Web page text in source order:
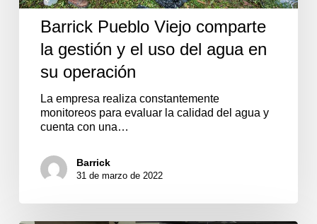
operación
Barrick Pueblo Viejo comparte
la gestión y el uso del agua en
su operación
La empresa realiza constantemente
monitoreos para evaluar la calidad del agua y
cuenta con una…
Barrick
31 de marzo de 2022